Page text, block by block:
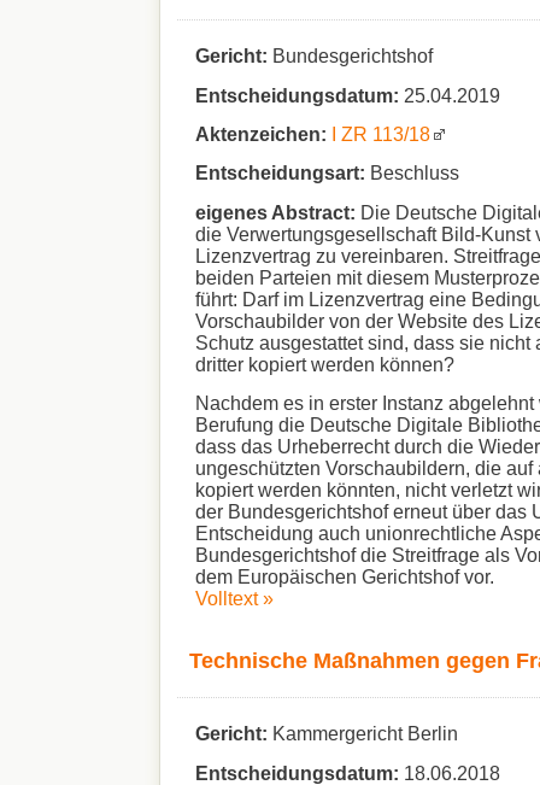
Gericht: Bundesgerichtshof
Entscheidungsdatum: 25.04.2019
Aktenzeichen: I ZR 113/18
Entscheidungsart: Beschluss
eigenes Abstract: Die Deutsche
die Verwertungsgesellschaft Bild-Kunst
Lizenzvertrag zu vereinbaren.
beiden Parteien mit diesem
führt: Darf im Lizenzvertrag eine
Vorschaubilder von der Website des
Schutz ausgestattet sind, dass sie nicht
dritter kopiert werden können?
Nachdem es in erster Instanz
Berufung die Deutsche Digitale
dass das Urheberrecht durch die
ungeschützten Vorschaubildern, die auf
kopiert werden könnten, nicht verletzt
der Bundesgerichtshof erneut über das
Entscheidung auch unionrechtliche
Bundesgerichtshof die Streitfrage als
dem Europäischen Gerichtshof vor.
Volltext »
Technische Maßnahmen gegen
Gericht: Kammergericht Berlin
Entscheidungsdatum: 18.06.2018